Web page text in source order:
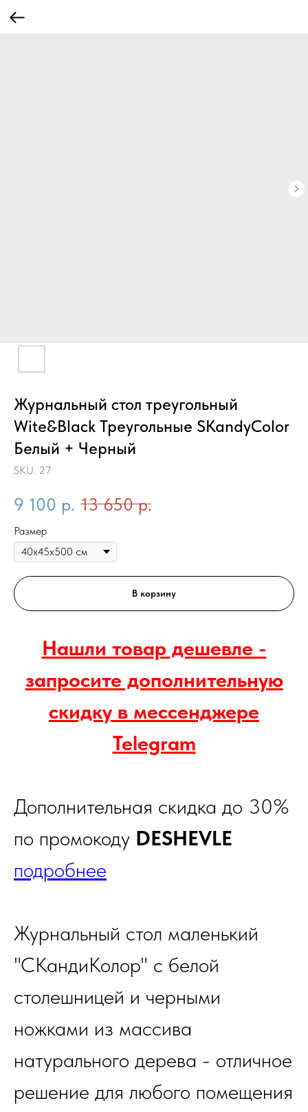
Журнальный стол треугольный
Wite&Black Треугольные SKandyColor
Белый + Черный
SKU: 27
9 100 р. 13 650 р.
Размер
В корзину
Нашли товар дешевле -
запросите дополнительную
скидку в мессенджере
Telegram
Дополнительная скидка до 30%
по промокоду DESHEVLE
подробнее
Журнальный стол маленький
"СКандиКолор" с белой
столешницей и черными
ножками из массива
натурального дерева - отличное
решение для любого помещения